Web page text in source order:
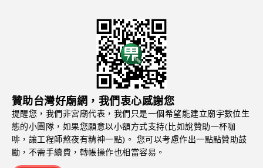
贊助台灣好廟網，我們衷心感謝您
提醒您，我們非宮廟代表，我們只是一個希望能建立廟宇數位生
態的小團隊，如果您願意以小額方式支持(比如說贊助一杯咖
啡，讓工程師熬夜有精神一點)。 您可以考慮作出一點點贊助鼓
勵，不需手續費，轉帳操作也相當容易。